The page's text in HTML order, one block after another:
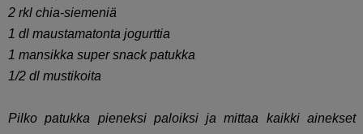
2 rkl chia-siemeniä
1 dl maustamatonta jogurttia
1 mansikka super snack patukka
1/2 dl mustikoita
Pilko patukka pieneksi paloiksi ja mittaa kaikki ainekset